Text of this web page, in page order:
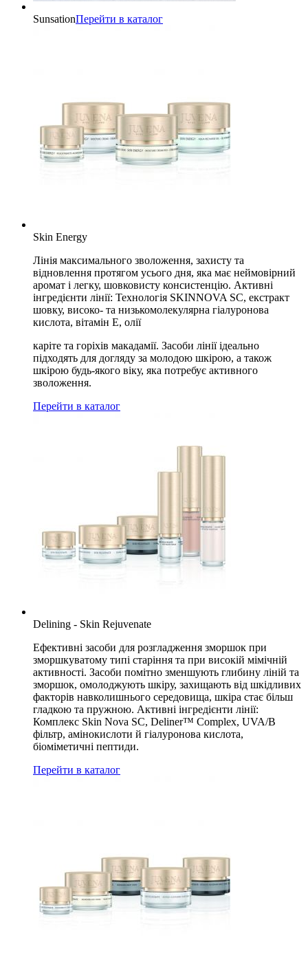
SunsationПерейти в каталог
Skin Energy
Лінія максимального зволоження, захисту та
відновлення протягом усього дня, яка має неймовірний
аромат і легку, шовковисту консистенцію. Активні
інгредієнти лінії: Технологія SKINNOVA SC, екстракт
шовку, високо- та низькомолекулярна гіалуронова
кислота, вітамін E, олії
каріте та горіхів макадамії. Засоби лінії ідеально
підходять для догляду за молодою шкірою, а також
шкірою будь-якого віку, яка потребує активного
зволоження.
Перейти в каталог
Delining - Skin Rejuvenate
Ефективні засоби для розгладження зморшок при
зморшкуватому типі старіння та при високій мімічній
активності. Засоби помітно зменшують глибину ліній та
зморшок, омолоджують шкіру, захищають від шкідливих
факторів навколишнього середовища, шкіра стає більш
гладкою та пружною. Активні інгредієнти лінії:
Комплекс Skin Nova SC, Deliner™ Complex, UVA/B
фільтр, амінокислоти й гіалуронова кислота,
біоміметичні пептиди.
Перейти в каталог